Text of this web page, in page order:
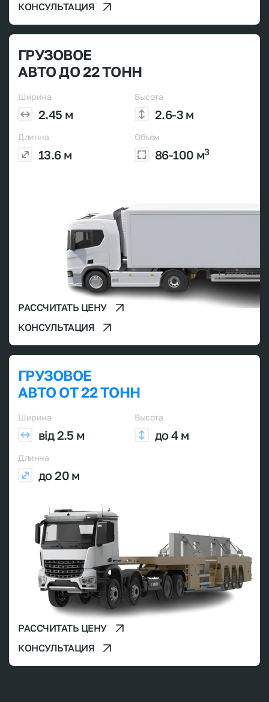
КОНСУЛЬТАЦИЯ
ГРУЗОВОЕ
АВТО ДО 22 ТОНН
Ширина
2.45 м
Высота
2.6-3 м
Длинна
13.6 м
Объем
86-100 м3
РАССЧИТАТЬ ЦЕНУ
КОНСУЛЬТАЦИЯ
ГРУЗОВОЕ
АВТО ОТ 22 ТОНН
Ширина
від 2.5 м
Высота
до 4 м
Длинна
до 20 м
РАССЧИТАТЬ ЦЕНУ
КОНСУЛЬТАЦИЯ